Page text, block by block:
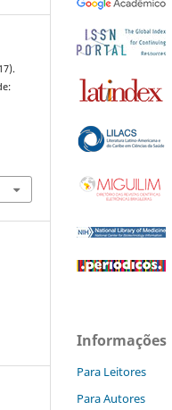
Informações
Para Leitores
Para Autores